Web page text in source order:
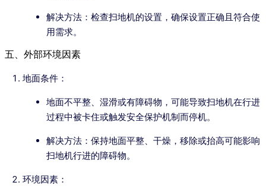
解决方法：检查扫地机的设置，确保设置正确且符合使
用需求。
五、外部环境因素
地面条件：
地面不平整、湿滑或有障碍物，可能导致扫地机在行进
过程中被卡住或触发安全保护机制而停机。
解决方法：保持地面平整、干燥，移除或抬高可能影响
扫地机行进的障碍物。
环境因素：